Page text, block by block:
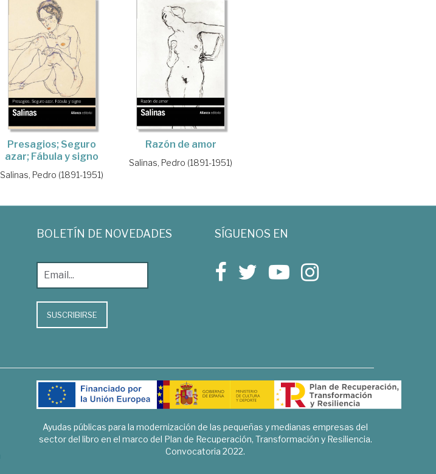
Presagios; Seguro
azar; Fábula y signo
Salinas, Pedro (1891-1951)
Razón de amor
Salinas, Pedro (1891-1951)
BOLETÍN DE NOVEDADES
SUSCRIBIRSE
SÍGUENOS EN
Ayudas públicas para la modernización de las pequeñas y medianas empresas del
sector del libro en el marco del Plan de Recuperación, Transformación y Resiliencia.
Convocatoria 2022.